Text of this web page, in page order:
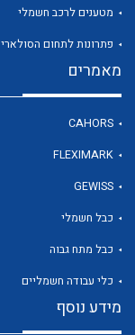
לכל מוצרי היצרן
מטענים לרכב חשמלי
פתרונות לתחום הסולארי
מאמרים
CAHORS
FLEXIMARK
GEWISS
כבל חשמלי
כבל מתח גבוה
כלי עבודה חשמליים
מידע נוסף